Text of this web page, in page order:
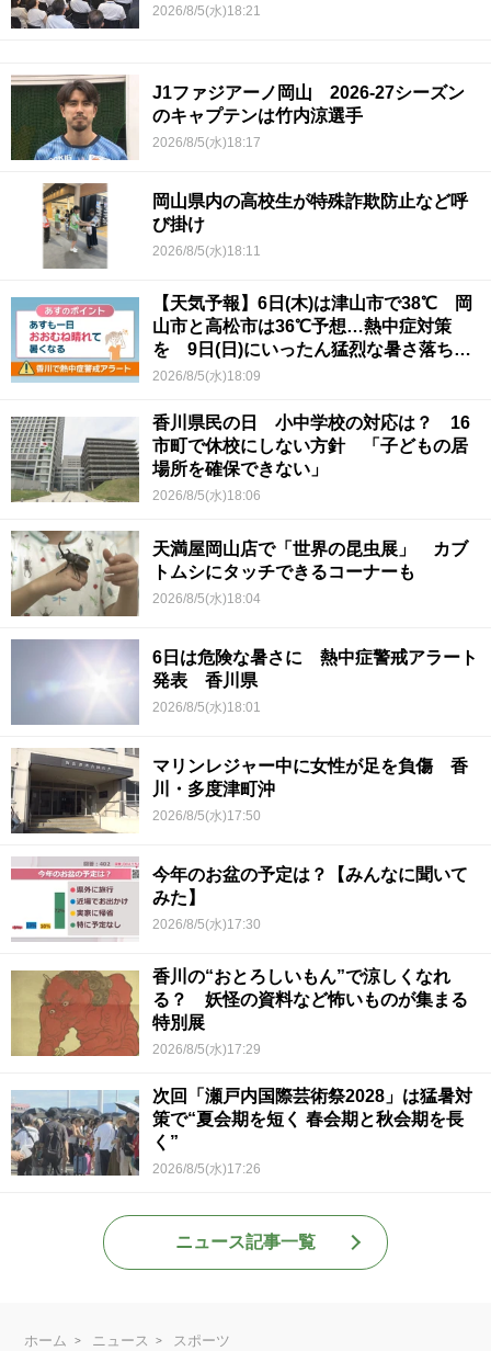
2026/8/5(水)18:21
J1ファジアーノ岡山 2026-27シーズン
のキャプテンは竹内涼選手
2026/8/5(水)18:17
岡山県内の高校生が特殊詐欺防止など呼
び掛け
2026/8/5(水)18:11
【天気予報】6日(木)は津山市で38℃ 岡
山市と高松市は36℃予想…熱中症対策
を 9日(日)にいったん猛烈な暑さ落ち着
くか
2026/8/5(水)18:09
香川県民の日 小中学校の対応は？ 16
市町で休校にしない方針 「子どもの居
場所を確保できない」
2026/8/5(水)18:06
天満屋岡山店で「世界の昆虫展」 カブ
トムシにタッチできるコーナーも
2026/8/5(水)18:04
6日は危険な暑さに 熱中症警戒アラート
発表 香川県
2026/8/5(水)18:01
マリンレジャー中に女性が足を負傷 香
川・多度津町沖
2026/8/5(水)17:50
今年のお盆の予定は？【みんなに聞いて
みた】
2026/8/5(水)17:30
香川の“おとろしいもん”で涼しくなれ
る？ 妖怪の資料など怖いものが集まる
特別展
2026/8/5(水)17:29
次回「瀬戸内国際芸術祭2028」は猛暑対
策で“夏会期を短く 春会期と秋会期を長
く”
2026/8/5(水)17:26
ニュース記事一覧
ホーム ニュース
スポーツ